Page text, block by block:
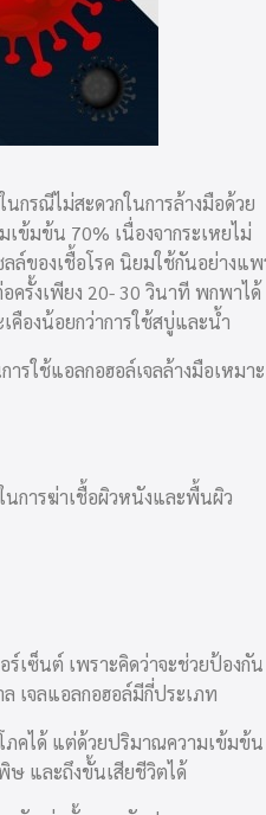
กรณีไม่สะดวกในการล้างมือด้วย
ข้มข้น 70% เนื่องจากระเหยไม่
ล์ของเชื้อโรค นิยมใช้กันอย่างแ
อครั้งเพียง 20- 30 วินาที พกพาได้
คืองน้อยกว่าการใช้สบู่และน้ำ
รใช้แอลกอฮอล์เจลล้างมือเหมาะ
นการฆ่าเชื้อผิวหนังและพื้นผิว
เซ็นต์ เพราะคิดว่าจะช่วยป้องกัน
เจลแอลกอฮอล์มีกี่ประเภท
ภคได้ แต่ด้วยปริมาณความเข้มข้น
ษ และถึงขั้นเสียชีวิตได้